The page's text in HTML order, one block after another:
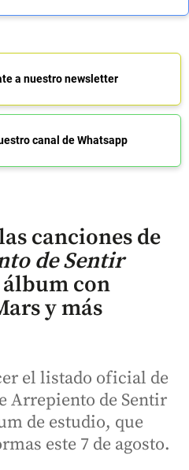
a nuestro newsletter
canal de Whatsapp
canciones de
de Sentir
álbum con
y más
el listado oficial de
Arrepiento de Sentir
de estudio, que
este 7 de agosto.